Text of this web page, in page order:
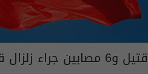
قتيل و6 مصابين جراء زلزال قوي في الصين